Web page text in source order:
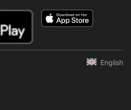
English